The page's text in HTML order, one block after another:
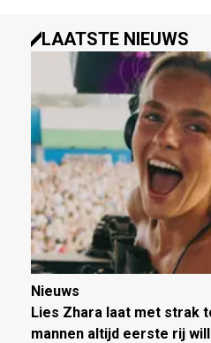
LAATSTE NIEUWS
Nieuws
Lies Zhara laat met strak
mannen altijd eerste rij